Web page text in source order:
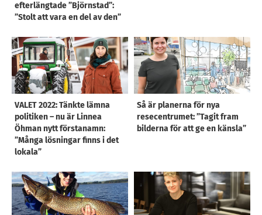
efterlängtade ”Björnstad”:
”Stolt att vara en del av den”
VALET 2022: Tänkte lämna
politiken – nu är Linnea
Öhman nytt förstanamn:
”Många lösningar finns i det
lokala”
Så är planerna för nya
resecentrumet: ”Tagit fram
bilderna för att ge en känsla”